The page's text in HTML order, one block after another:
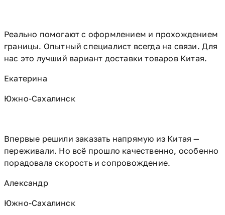
Реально помогают с оформлением и прохождением
границы. Опытный специалист всегда на связи. Для
нас это лучший вариант доставки товаров Китая.
Екатерина
Южно-Сахалинск
Впервые решили заказать напрямую из Китая —
переживали. Но всё прошло качественно, особенно
порадовала скорость и сопровождение.
Александр
Южно-Сахалинск